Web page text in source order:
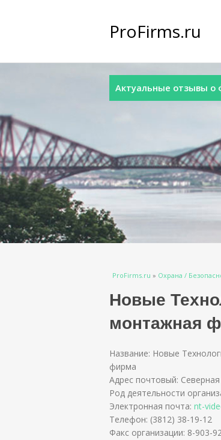
ProFirms.ru
Актуальные отзывы о
Вы здесь
ProFirms.ru » Охрана /
Новые
монтажная
Название: Новые
фирма
Адрес почтовый:
Род деятельности
Электронная почта: nt-
Телефон: (3812) 38-19-12
Факс организации: 8-903-